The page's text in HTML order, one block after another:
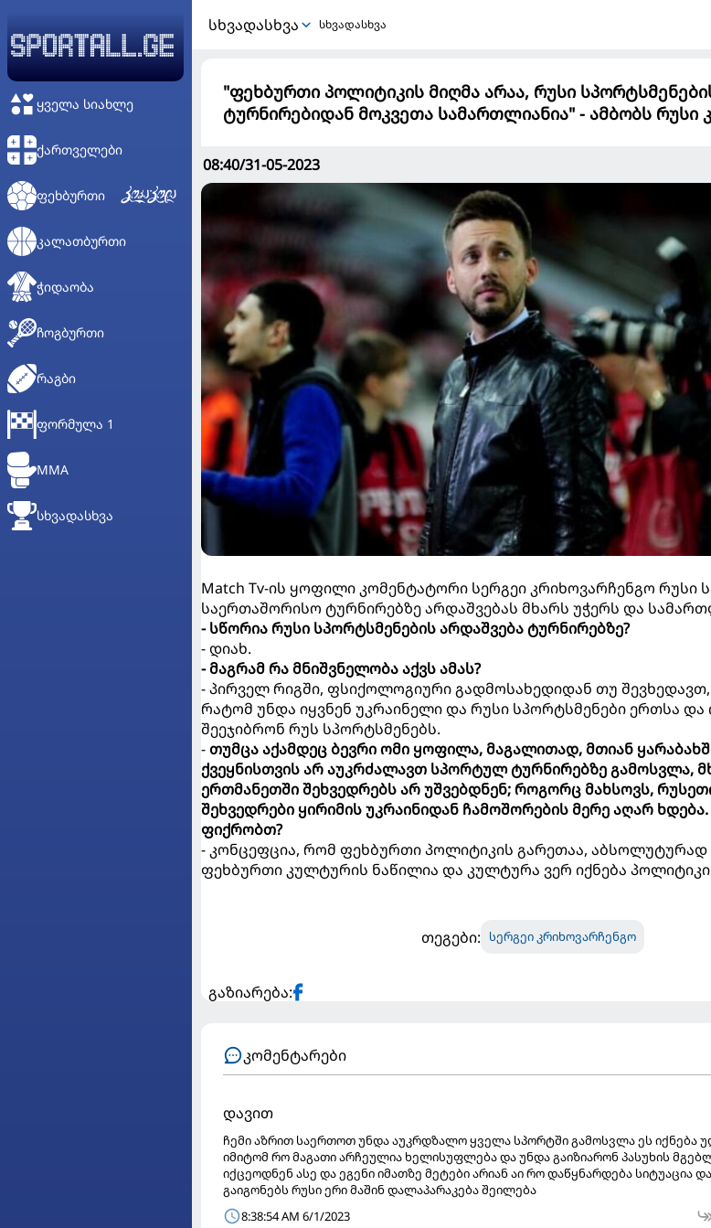
ᲧᲕᲔᲚᲐ ᲡᲘᲐᲮᲚᲔ
ᲥᲐᲠᲗᲕᲔᲚᲔᲑᲘ
ᲤᲔᲮᲑᲣᲠᲗᲘ
ᲙᲐᲚᲐᲗᲑᲣᲠᲗᲘ
ᲭᲘᲓᲐᲝᲑᲐ
ᲩᲝᲒᲑᲣᲠᲗᲘ
ᲠᲐᲒᲑᲘ
ᲤᲝᲠᲛᲣᲚᲐ 1
MMA
ᲡᲮᲕᲐᲓᲐᲡᲮᲕᲐ
ᲡᲮᲕᲐᲓᲐᲡᲮᲕᲐ სხვადასხვა
"ფეხბურთი პოლიტიკის მიღმა არაა, რუსი
ტურნირებიდან მოკვეთა სამართლიანია" - ამბობს რუსი
08:40/31-05-2023
Match Tv-ის ყოფილი კომენტატორი სერგეი კრიხოვარჩენგო რუსი
საერთაშორისო ტურნირებზე არდაშვებას მხარს უჭერს და
- სწორია რუსი სპორტსმენების არდაშვება ტურნირებზე?
- დიახ.
- მაგრამ რა მნიშვნელობა აქვს ამას?
- პირველ რიგში, ფსიქოლოგიური გადმოსახედიდან თუ შევხედავთ,
რატომ უნდა იყვნენ უკრაინელი და რუსი სპორტსმენები ერთსა და
შეეჯიბრონ რუს სპორტსმენებს.
-თუმცა აქამდეც ბევრი ომი ყოფილა, მაგალითად, მთიან
ქვეყნისთვის არ აუკრძალავთ სპორტულ ტურნირებზე გამოსვლა,
ერთმანეთში შეხვედრებს არ უშვებდნენ; როგორც მახსოვს,
შეხვედრები ყირიმის უკრაინიდან ჩამოშორების მერე აღარ ხდება.
ფიქრობთ?
- კონცეფცია, რომ ფეხბურთი პოლიტიკის გარეთაა, აბსოლუტურად
ფეხბურთი კულტურის ნაწილია და კულტურა ვერ იქნება
თეგები: სერგეი კრიხოვარჩენგო
გაზიარება:
კომენტარები
დავით
ჩემი აზრით საერთოთ უნდა აუკრდზალო ყველა სპორტში გამოსვლა ეს
იმიტომ რო მაგათი არჩეულია ხელისუფლება და უნდა გაიზიარონ პასუხის
იქცეოდნენ ასე და ეგენი იმათზე მეტები არიან აი რო დაწყნარდება სიტუაცია
გაიგონებს რუსი ერი მაშინ დალაპარაკება შეილება
8:38:54 AM 6/1/2023